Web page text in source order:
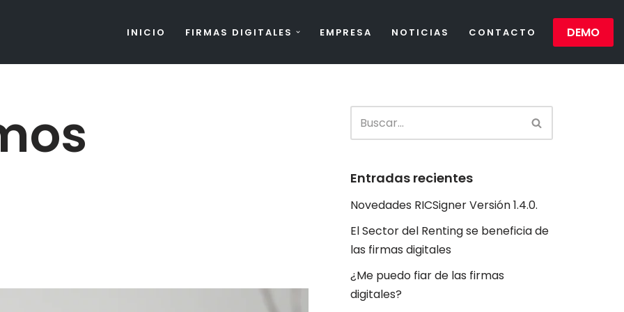
INICIO FIRMAS DIGITALES EMPRESA NOTICIAS CONTACTO DEMO
Entradas recientes
Novedades RICSigner Versión 1.4.0.
El Sector del Renting se beneficia de
las firmas digitales
¿Me puedo fiar de las firmas
digitales?